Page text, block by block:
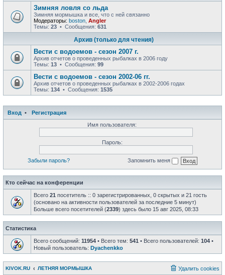
Зимняя ловля со льда
Зимняя мормышка и все, что с ней связанно
Модераторы: boston Angler
Темы: 23 • Сообщения: 631
Архив (только для чтения)
Вести с водоемов - сезон 2007 г.
Архив отчетов о проведенных рыбалках в 2006 году
Темы: 13 • Сообщения: 99
Вести с водоемов - сезон 2002-06 гг.
Архив отчетов о проведенных рыбалках в 2002-2006 годах
Темы: 134 • Сообщения: 1535
Вход •
Регистрация
Имя пользователя:
Пароль:
Забыли пароль? Запомнить меня
Кто сейчас на конференции
Всего 21 посетитель :: 0 зарегистрированных, 0 скрытых и 21 гость
(основано на активности пользователей за последние 5 минут)
Больше всего посетителей (2339) здесь было 15 авг 2025, 08:33
Статистика
Всего сообщений: 11954 • Всего тем: 541 • Всего пользователей: 104 •
Новый пользователь: Dyachenkko
KIVOK.RU ЛЕТНЯЯ МОРМЫШКА Удалить cookies